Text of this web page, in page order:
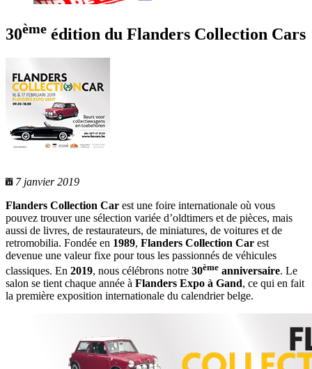
30ème édition du Flanders Collection Cars
7 janvier 2019
Flanders Collection Car est une foire internationale où vous
pouvez trouver une sélection variée d’oldtimers et de pièces, mais
aussi de livres, de restaurateurs, de miniatures, de voitures et de
retromobilia. Fondée en 1989, Flanders Collection Car est
devenue une valeur fixe pour tous les passionnés de véhicules
classiques. En 2019, nous célébrons notre 30ème anniversaire. Le
salon se tient chaque année à Flanders Expo à Gand, ce qui en fait
la première exposition internationale du calendrier belge.